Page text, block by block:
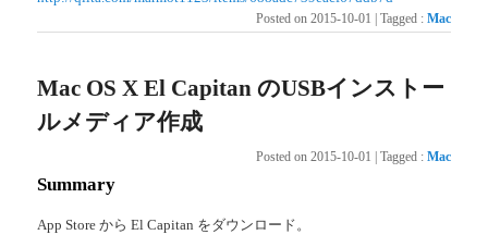
Posted on 2015-10-01 Tagged : Mac
Mac OS X El Capitan のUSBインストー
ルメディア作成
Posted on 2015-10-01 | Tagged : Mac
Summary
App Store から El Capitan をダウンロード。